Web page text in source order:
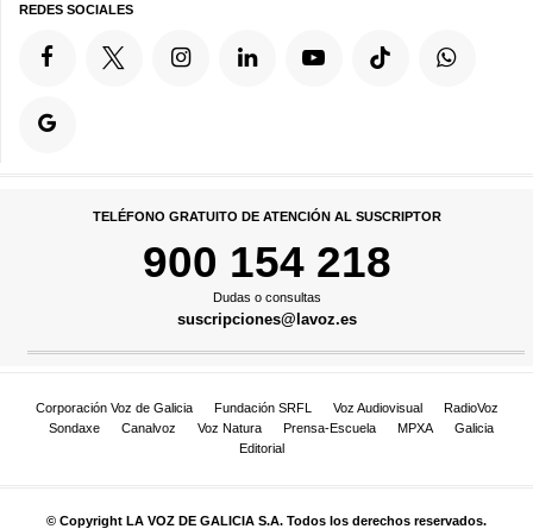
REDES SOCIALES
TELÉFONO GRATUITO DE ATENCIÓN AL SUSCRIPTOR
900 154 218
Dudas o consultas
suscripciones@lavoz.es
Corporación Voz de Galicia Fundación SRFL Voz Audiovisual
RadioVoz
Sondaxe
Canalvoz Voz Natura Prensa-Escuela MPXA
Galicia
Editorial
© Copyright LA VOZ DE GALICIA S.A. Todos los derechos reservados.